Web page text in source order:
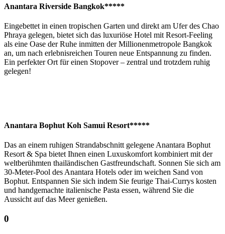
Anantara Riverside Bangkok*****
Eingebettet in einen tropischen Garten und direkt am Ufer des Chao
Phraya gelegen, bietet sich das luxuriöse Hotel mit Resort-Feeling
als eine Oase der Ruhe inmitten der Millionenmetropole Bangkok
an, um nach erlebnisreichen Touren neue Entspannung zu finden.
Ein perfekter Ort für einen Stopover – zentral und trotzdem ruhig
gelegen!
Anantara Bophut Koh Samui Resort*****
Das an einem ruhigen Strandabschnitt gelegene Anantara Bophut
Resort & Spa bietet Ihnen einen Luxuskomfort kombiniert mit der
weltberühmten thailändischen Gastfreundschaft. Sonnen Sie sich am
30-Meter-Pool des Anantara Hotels oder im weichen Sand von
Bophut. Entspannen Sie sich indem Sie feurige Thai-Currys kosten
und handgemachte italienische Pasta essen, während Sie die
Aussicht auf das Meer genießen.
0